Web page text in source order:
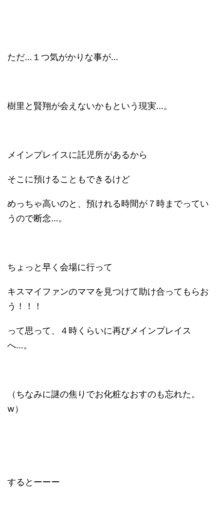
ただ…１つ気がかりな事が…
樹里と賢翔が会えないかもという現実…。
メインプレイスに託児所があるから
そこに預けることもできるけど
めっちゃ高いのと、預けれる時間が７時までってい
うので断念…。
ちょっと早く会場に行って
キスマイファンのママを見つけて助け合ってもらお
う！！！
って思って、４時くらいに再びメインプレイス
へ…。
（ちなみに謎の焦りでお化粧なおすのも忘れた。
w）
するとーーー